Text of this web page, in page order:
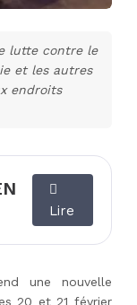
lutte contre le
et les autres
endroits
Lire
une nouvelle
20 et 21 février